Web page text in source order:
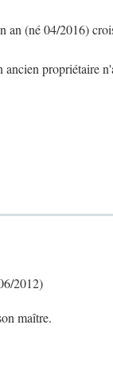
an (né 04/2016)
propriétaire
2012)
maître.